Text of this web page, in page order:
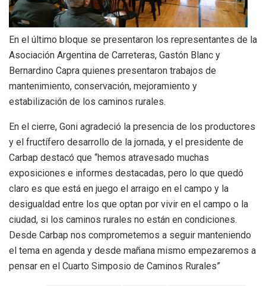
En el último bloque se presentaron los representantes de la
Asociación Argentina de Carreteras, Gastón Blanc y
Bernardino Capra quienes presentaron trabajos de
mantenimiento, conservación, mejoramiento y
estabilización de los caminos rurales.
En el cierre, Goni agradeció la presencia de los productores
y el fructífero desarrollo de la jornada, y el presidente de
Carbap destacó que “hemos atravesado muchas
exposiciones e informes destacadas, pero lo que quedó
claro es que está en juego el arraigo en el campo y la
desigualdad entre los que optan por vivir en el campo o la
ciudad, si los caminos rurales no están en condiciones.
Desde Carbap nos comprometemos a seguir manteniendo
el tema en agenda y desde mañana mismo empezaremos a
pensar en el Cuarto Simposio de Caminos Rurales”